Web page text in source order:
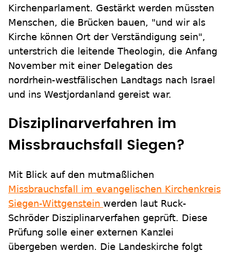
Kirchenparlament. Gestärkt werden müssten
Menschen, die Brücken bauen, "und wir als
Kirche können Ort der Verständigung sein",
unterstrich die leitende Theologin, die Anfang
November mit einer Delegation des
nordrhein-westfälischen Landtags nach Israel
und ins Westjordanland gereist war.
Disziplinarverfahren im
Missbrauchsfall Siegen?
Mit Blick auf den mutmaßlichen
Missbrauchsfall im evangelischen Kirchenkreis
Siegen-Wittgenstein werden laut Ruck-
Schröder Disziplinarverfahen geprüft. Diese
Prüfung solle einer externen Kanzlei
übergeben werden. Die Landeskirche folgt